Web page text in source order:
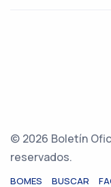
© 2026 Boletín
reservados.
BOMES BUSCAR